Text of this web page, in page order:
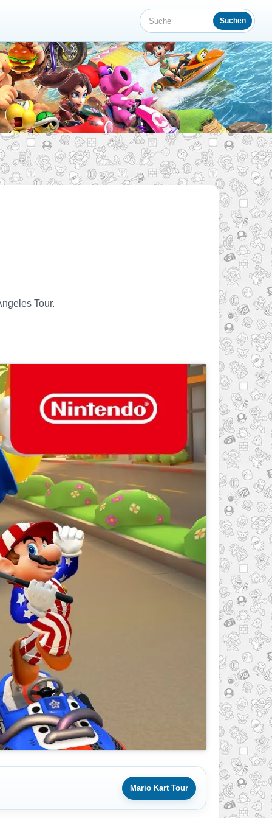
Suche Suchen
Tour.
Mario Kart Tour